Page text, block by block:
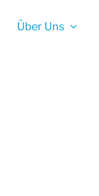
Über Uns